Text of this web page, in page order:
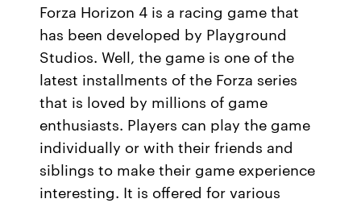
Forza Horizon 4 is a racing game that
has been developed by Playground
Studios. Well, the game is one of the
latest installments of the Forza series
that is loved by millions of game
enthusiasts. Players can play the game
individually or with their friends and
siblings to make their game experience
interesting. It is offered for various